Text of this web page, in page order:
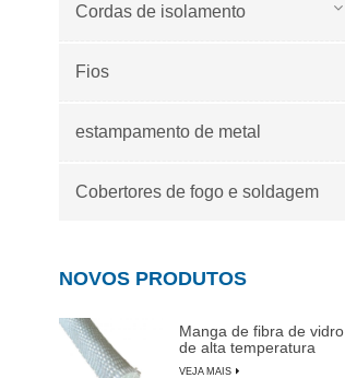
Cordas de isolamento
Fios
estampamento de metal
Cobertores de fogo e soldagem
NOVOS PRODUTOS
Manga de fibra de vidro
de alta temperatura
VEJA MAIS